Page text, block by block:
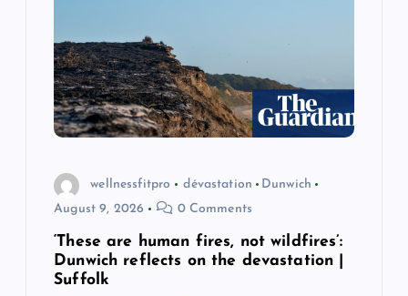
wellnessfitpro dévastation
Dunwich
August 9, 2026
0 Comments
‘These are human fires, not wildfires’:
Dunwich reflects on the devastation |
Suffolk